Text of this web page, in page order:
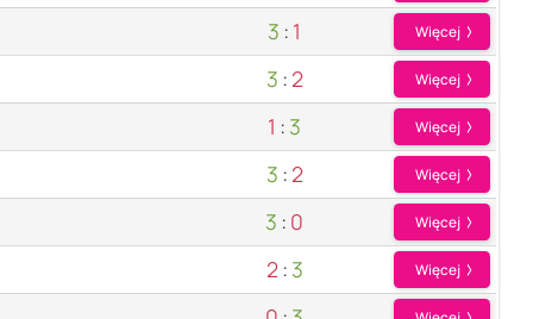
3 : 1 Więcej
3 : 2 Więcej
1 : 3 Więcej
3 : 2 Więcej
3 : 0 Więcej
2 : 3 Więcej